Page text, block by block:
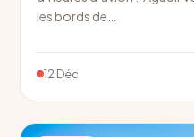
les bords de…
12 Déc